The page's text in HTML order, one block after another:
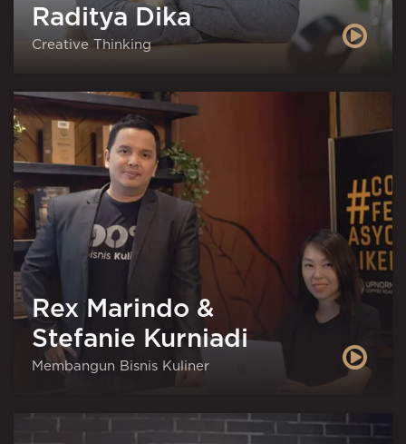
Raditya Dika
Creative Thinking
Rex Marindo &
Stefanie Kurniadi
Membangun Bisnis Kuliner